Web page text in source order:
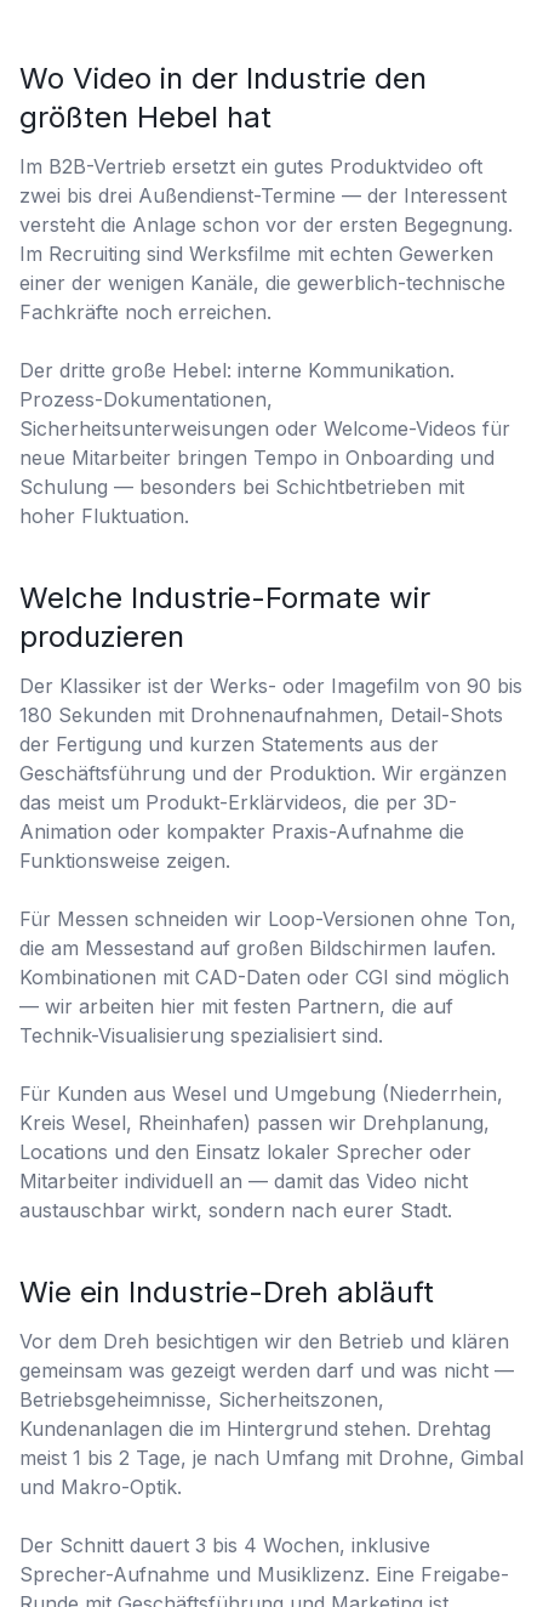
Wo Video in der Industrie den
größten Hebel hat
Im B2B-Vertrieb ersetzt ein gutes Produktvideo oft
zwei bis drei Außendienst-Termine — der Interessent
versteht die Anlage schon vor der ersten Begegnung.
Im Recruiting sind Werksfilme mit echten Gewerken
einer der wenigen Kanäle, die gewerblich-technische
Fachkräfte noch erreichen.
Der dritte große Hebel: interne Kommunikation.
Prozess-Dokumentationen,
Sicherheitsunterweisungen oder Welcome-Videos für
neue Mitarbeiter bringen Tempo in Onboarding und
Schulung — besonders bei Schichtbetrieben mit
hoher Fluktuation.
Welche Industrie-Formate wir
produzieren
Der Klassiker ist der Werks- oder Imagefilm von 90 bis
180 Sekunden mit Drohnenaufnahmen, Detail-Shots
der Fertigung und kurzen Statements aus der
Geschäftsführung und der Produktion. Wir ergänzen
das meist um Produkt-Erklärvideos, die per 3D-
Animation oder kompakter Praxis-Aufnahme die
Funktionsweise zeigen.
Für Messen schneiden wir Loop-Versionen ohne Ton,
die am Messestand auf großen Bildschirmen laufen.
Kombinationen mit CAD-Daten oder CGI sind möglich
— wir arbeiten hier mit festen Partnern, die auf
Technik-Visualisierung spezialisiert sind.
Für Kunden aus Wesel und Umgebung (Niederrhein,
Kreis Wesel, Rheinhafen) passen wir Drehplanung,
Locations und den Einsatz lokaler Sprecher oder
Mitarbeiter individuell an — damit das Video nicht
austauschbar wirkt, sondern nach eurer Stadt.
Wie ein Industrie-Dreh abläuft
Vor dem Dreh besichtigen wir den Betrieb und klären
gemeinsam was gezeigt werden darf und was nicht —
Betriebsgeheimnisse, Sicherheitszonen,
Kundenanlagen die im Hintergrund stehen. Drehtag
meist 1 bis 2 Tage, je nach Umfang mit Drohne, Gimbal
und Makro-Optik.
Der Schnitt dauert 3 bis 4 Wochen, inklusive
Sprecher-Aufnahme und Musiklizenz. Eine Freigabe-